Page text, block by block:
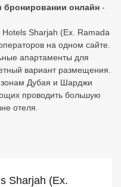
бронировании онлайн -
Sharjah (Ex. Ramada
на одном сайте.
апартаменты для
вариант размещения.
Дубая и Шарджи
проводить большую
отеля.
Sharjah (Ex.